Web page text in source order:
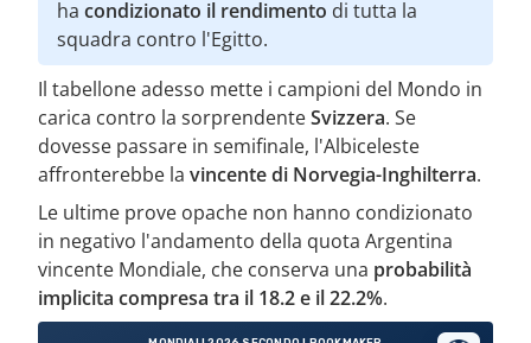
ha condizionato il rendimento di tutta la
squadra contro l'Egitto.
Il tabellone adesso mette i campioni del Mondo in
carica contro la sorprendenteSvizzera. Se
dovesse passare in semifinale, l'Albiceleste
affronterebbe la vincente di Norvegia-Inghilterra.
Le ultime prove opache non hanno condizionato
in negativo l'andamento della quota Argentina
vincente Mondiale, che conserva una probabilità
implicita compresa tra il 18.2 e il 22.2%.